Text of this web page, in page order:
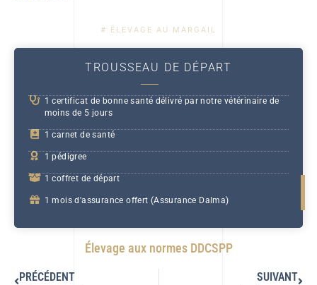
# ÉLEVAGE AU MARGAIL
TROUSSEAU DE DÉPART
1 certificat de bonne santé délivré par notre vétérinaire de
moins de 5 jours
1 carnet de santé
1 pédigree
1 coffret de départ
1 mois d'assurance offert (Assurance Dalma)
Élevage aux normes DDCSPP
PRÉCÉDENT SUIVANT